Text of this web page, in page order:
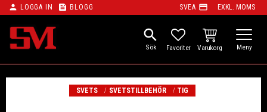
Meny
person LOGGA IN feed BLOGG SVEA payment EXKL. MOMS
search
FAVORITER
KUNDVAGN
SVETS SVETSTILLBEHÖR TIG